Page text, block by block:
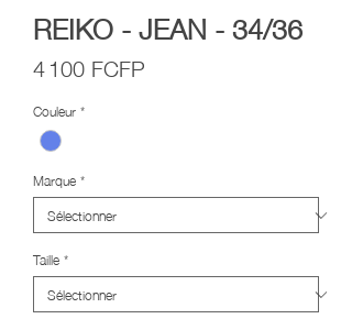
REIKO - JEAN - 34/36
4 100 FCFP
Couleur*
Marque*
Taille*